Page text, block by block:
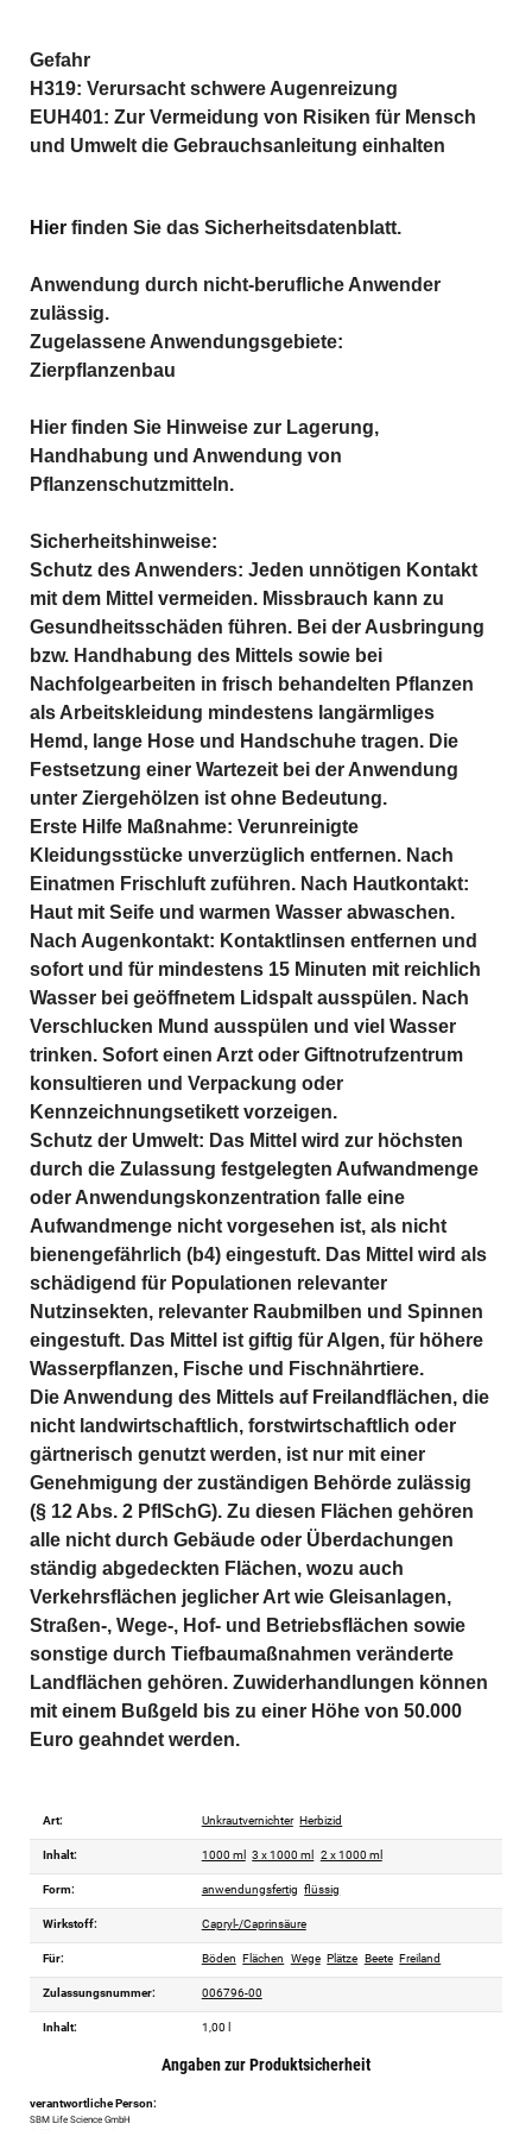
Gefahr
H319: Verursacht schwere Augenreizung
EUH401: Zur Vermeidung von Risiken für Mensch
und Umwelt die Gebrauchsanleitung einhalten
Hier finden Sie das Sicherheitsdatenblatt.
Anwendung durch nicht-berufliche Anwender
zulässig.
Zugelassene Anwendungsgebiete:
Zierpflanzenbau
Hier finden Sie Hinweise zur Lagerung,
Handhabung und Anwendung von
Pflanzenschutzmitteln.
Sicherheitshinweise:
Schutz des Anwenders: Jeden unnötigen Kontakt
mit dem Mittel vermeiden. Missbrauch kann zu
Gesundheitsschäden führen. Bei der Ausbringung
bzw. Handhabung des Mittels sowie bei
Nachfolgearbeiten in frisch behandelten Pflanzen
als Arbeitskleidung mindestens langärmliges
Hemd, lange Hose und Handschuhe tragen. Die
Festsetzung einer Wartezeit bei der Anwendung
unter Ziergehölzen ist ohne Bedeutung.
Erste Hilfe Maßnahme: Verunreinigte
Kleidungsstücke unverzüglich entfernen. Nach
Einatmen Frischluft zuführen. Nach Hautkontakt:
Haut mit Seife und warmen Wasser abwaschen.
Nach Augenkontakt: Kontaktlinsen entfernen und
sofort und für mindestens 15 Minuten mit reichlich
Wasser bei geöffnetem Lidspalt ausspülen. Nach
Verschlucken Mund ausspülen und viel Wasser
trinken. Sofort einen Arzt oder Giftnotrufzentrum
konsultieren und Verpackung oder
Kennzeichnungsetikett vorzeigen.
Schutz der Umwelt: Das Mittel wird zur höchsten
durch die Zulassung festgelegten Aufwandmenge
oder Anwendungskonzentration falle eine
Aufwandmenge nicht vorgesehen ist, als nicht
bienengefährlich (b4) eingestuft. Das Mittel wird als
schädigend für Populationen relevanter
Nutzinsekten, relevanter Raubmilben und Spinnen
eingestuft. Das Mittel ist giftig für Algen, für höhere
Wasserpflanzen, Fische und Fischnährtiere.
Die Anwendung des Mittels auf Freilandflächen, die
nicht landwirtschaftlich, forstwirtschaftlich oder
gärtnerisch genutzt werden, ist nur mit einer
Genehmigung der zuständigen Behörde zulässig
(§ 12 Abs. 2 PflSchG). Zu diesen Flächen gehören
alle nicht durch Gebäude oder Überdachungen
ständig abgedeckten Flächen, wozu auch
Verkehrsflächen jeglicher Art wie Gleisanlagen,
Straßen-, Wege-, Hof- und Betriebsflächen sowie
sonstige durch Tiefbaumaßnahmen veränderte
Landflächen gehören. Zuwiderhandlungen können
mit einem Bußgeld bis zu einer Höhe von 50.000
Euro geahndet werden.
Art: Unkrautvernichter Herbizid
Inhalt: 1000 ml 3 x 1000 ml 2 x 1000 ml
Form: anwendungsfertig flüssig
Wirkstoff: Capryl-/Caprinsäure
Für: Böden Flächen Wege Plätze Beete Freiland
Zulassungsnummer: 006796-00
Inhalt: 1,00 l
Angaben zur Produktsicherheit
verantwortliche Person:
SBM Life Science GmbH